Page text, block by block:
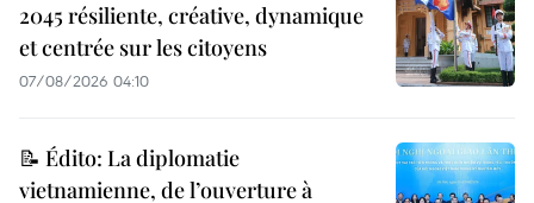
2045 résiliente, créative, dynamique
et centrée sur les citoyens
07/08/2026 04:10
📝 Édito: La diplomatie
vietnamienne, de l’ouverture à